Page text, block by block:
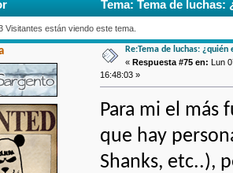
Tema: Tema de
Visitantes están viendo este tema.
Re:Tema de luchas:
«Respuesta #75 en: Lun
16:48:03 »
Para mi el más
que hay
Shanks, etc..),